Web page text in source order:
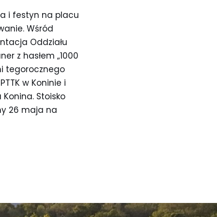
i festyn na placu
Wśród
Oddziału
z hasłem „1000
tegorocznego
w Koninie i
Stoisko
26 maja na